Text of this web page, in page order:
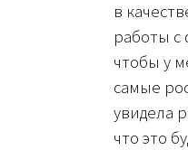
в
работы с
чтобы у
самые
увидела
что это